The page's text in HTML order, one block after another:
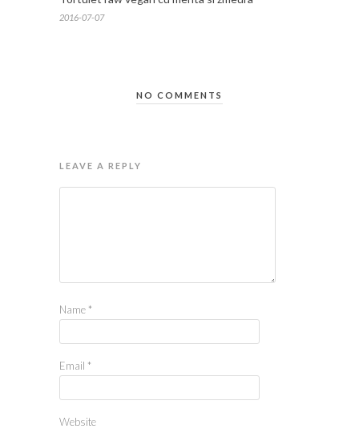
2016-07-07
NO COMMENTS
LEAVE A REPLY
Name *
Email *
Website